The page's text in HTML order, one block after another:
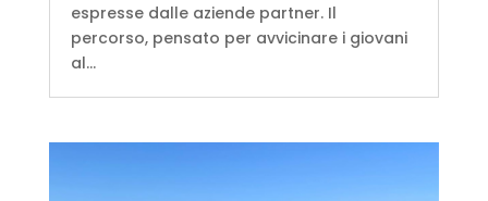
espresse dalle aziende partner. Il
percorso, pensato per avvicinare i giovani
al...